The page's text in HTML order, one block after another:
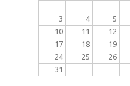
3
4 5
10
11 12
17
18 19
24
25 26
31